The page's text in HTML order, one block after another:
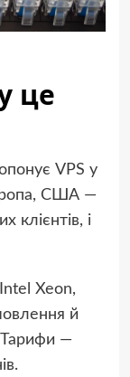
це
VPS у
США —
клієнтів, і
Xeon,
й
Тарифи —